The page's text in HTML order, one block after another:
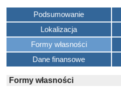
Podsumowanie
Lokalizacja
Formy własności
Dane finansowe
Formy własności